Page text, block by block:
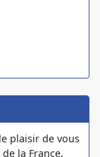
plaisir de vous
la France,